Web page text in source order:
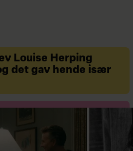
Louise Herping
det gav hende især